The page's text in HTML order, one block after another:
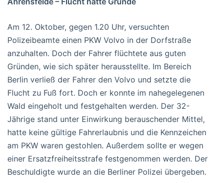
Am 12. Oktober, gegen 1.20 Uhr, versuchten
Polizeibeamte einen PKW Volvo in der Dorfstraße
anzuhalten. Doch der Fahrer flüchtete aus guten
Gründen, wie sich später herausstellte. Im Bereich
Berlin verließ der Fahrer den Volvo und setzte die
Flucht zu Fuß fort. Doch er konnte im nahegelegenen
Wald eingeholt und festgehalten werden. Der 32-
Jährige stand unter Einwirkung berauschender Mittel,
hatte keine gültige Fahrerlaubnis und die Kennzeichen
am PKW waren gestohlen. Außerdem sollte er wegen
einer Ersatzfreiheitsstrafe festgenommen werden. Der
Beschuldigte wurde an die Berliner Polizei übergeben.